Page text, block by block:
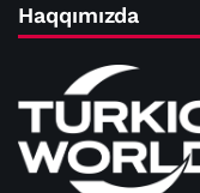
Haqqımızda